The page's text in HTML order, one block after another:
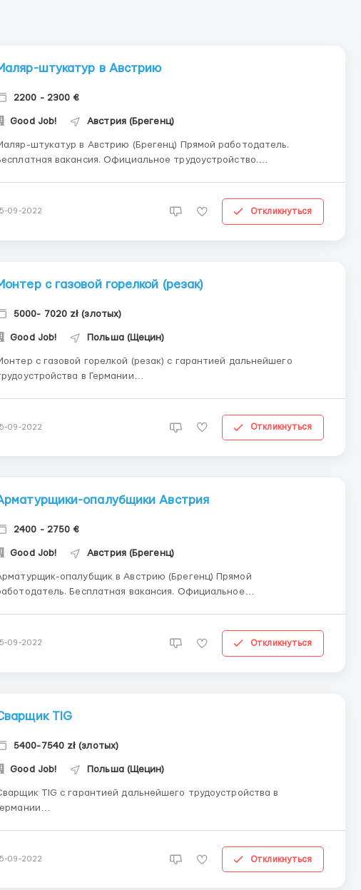
штукатур в Австрию
2200 - 2300 €
Good Job! Австрия (Брегенц)
штукатур в Австрию (Брегенц) Прямой работодатель.
вакансия. Официальное трудоустройство.
платы. ______________________ 9 € netto (на
09-2022 Откликнуться
с газовой горелкой (резак)
5000- 7020 zł (злотых)
Good Job! Польша (Щецин)
с газовой горелкой (резак) с гарантией дальнейшего
в Германии
25 - 27 zl. netto (на руки), 220 – 260 часов
09-2022 Откликнуться
опалубщики Австрия
2400 - 2750 €
Good Job! Австрия (Брегенц)
опалубщик в Австрию (Брегенц) Прямой
Бесплатная вакансия. Официальное
евро с заработной платы. ________________________
09-2022 Откликнуться
TIG
5400-7540 zł (злотых)
Good Job! Польша (Щецин)
TIG с гарантией дальнейшего трудоустройства в
09-2022 Откликнуться